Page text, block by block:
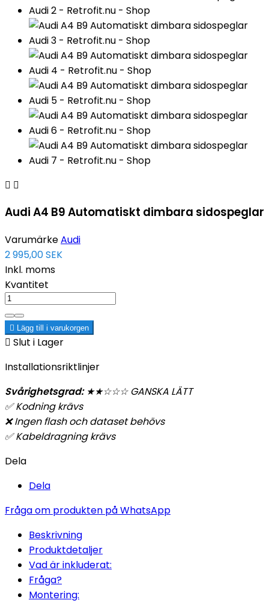
 
Audi A4 B9 Automatiskt dimbara sidospeglar
VarumärkeAudi
2 995,00 SEK
Inkl. moms
Kvantitet
 Lägg till i varukorgen
 Slut i Lager
Installationsriktlinjer
Svårighetsgrad:★★☆☆☆ GANSKA LÄTT
✅Kodning krävs
❌ Ingen flash och dataset behövs
✅Kabeldragning krävs
Dela
Dela
Fråga om produkten på WhatsApp
Beskrivning
Produktdetaljer
Vad är inkluderat:
Fråga?
Montering: